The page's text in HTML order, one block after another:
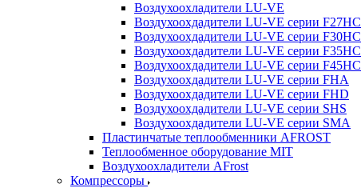
Воздухоохладители LU-VE
Воздухоохдадители LU-VE серии F27HC
Воздухоохдадители LU-VE серии F30HC
Воздухоохдадители LU-VE серии F35HC
Воздухоохдадители LU-VE серии F45HC
Воздухоохдадители LU-VE серии FHA
Воздухоохдадители LU-VE серии FHD
Воздухоохдадители LU-VE серии SHS
Воздухоохдадители LU-VE серии SMA
Пластинчатые теплообменники AFROST
Теплообменное оборудование MIT
Воздухоохладители AFrost
Компрессоры